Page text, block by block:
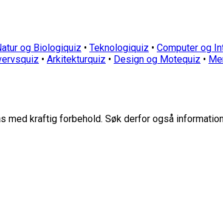
og Biologiquiz • Teknologiquiz • Computer og
• Arkitekturquiz • Design og Motequiz •
kraftig forbehold. Søk derfor også